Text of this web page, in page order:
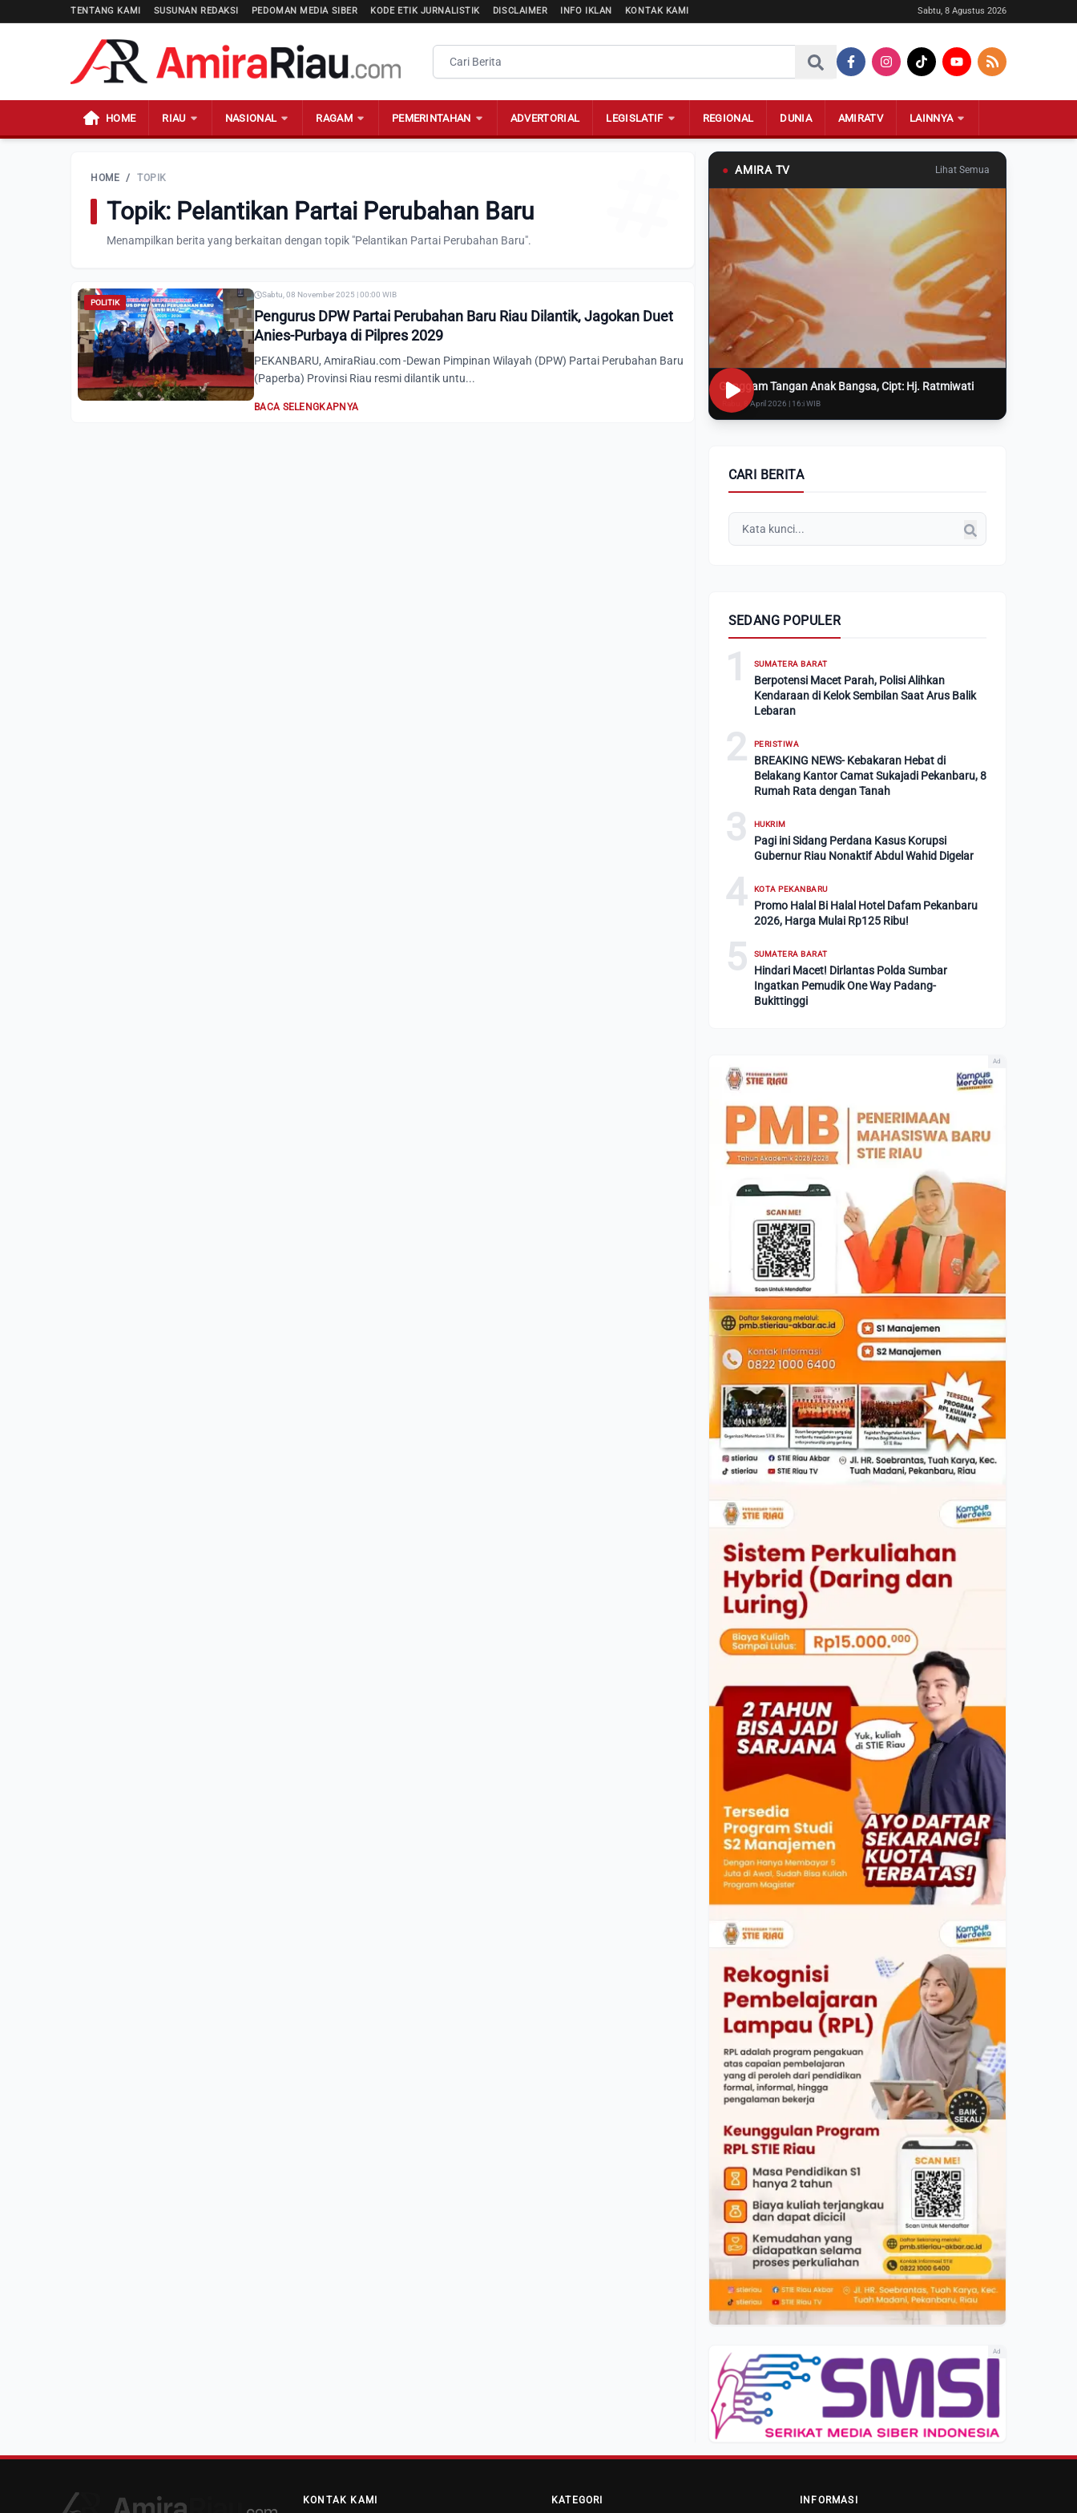
TENTANG KAMI SUSUNAN REDAKSI PEDOMAN MEDIA SIBER KODE ETIK JURNALISTIK DISCLAIMER INFO IKLAN KONTAK KAMI Sabtu, 8 Agustus 2026
HOME RIAU NASIONAL RAGAM PEMERINTAHAN ADVERTORIAL LEGISLATIF REGIONAL DUNIA AMIRATV LAINNYA
HOME / TOPIK
Topik: Pelantikan Partai Perubahan Baru
Menampilkan berita yang berkaitan dengan topik "Pelantikan Partai Perubahan Baru".
POLITIK
Sabtu, 08 November 2025 | 00:00 WIB
Pengurus DPW Partai Perubahan Baru Riau Dilantik, Jagokan Duet
Anies-Purbaya di Pilpres 2029
PEKANBARU, AmiraRiau.com -Dewan Pimpinan Wilayah (DPW) Partai Perubahan Baru
(Paperba) Provinsi Riau resmi dilantik untu...
BACA SELENGKAPNYA
● AMIRA TV Lihat Semua
Genggam Tangan Anak Bangsa, Cipt: Hj. Ratmiwati
Rabu, 8 April 2026 | 16:i WIB
CARI BERITA
SEDANG POPULER
1 SUMATERA BARAT
Berpotensi Macet Parah, Polisi Alihkan
Kendaraan di Kelok Sembilan Saat Arus Balik
Lebaran
2 PERISTIWA
BREAKING NEWS- Kebakaran Hebat di
Belakang Kantor Camat Sukajadi Pekanbaru, 8
Rumah Rata dengan Tanah
3 HUKRIM
Pagi ini Sidang Perdana Kasus Korupsi
Gubernur Riau Nonaktif Abdul Wahid Digelar
4 KOTA PEKANBARU
Promo Halal Bi Halal Hotel Dafam Pekanbaru
2026, Harga Mulai Rp125 Ribu!
5 SUMATERA BARAT
Hindari Macet! Dirlantas Polda Sumbar
Ingatkan Pemudik One Way Padang-
Bukittinggi
Ad
Ad
KONTAK KAMI KATEGORI INFORMASI